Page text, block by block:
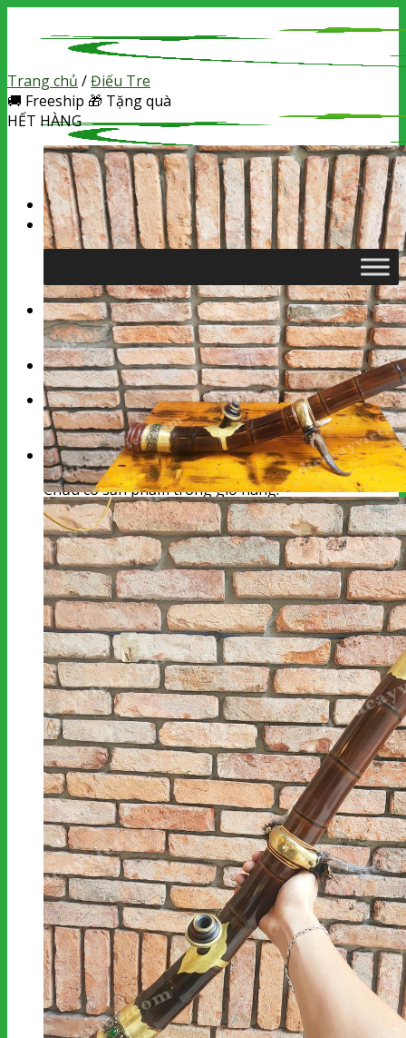
Tìm
kiếm:
Chưa có sản phẩm trong giỏ hàng.
Tìm
kiếm:
Giỏ hàng
Chưa có sản phẩm trong giỏ hàng.
Trang chủ /Điếu Tre
🚚 Freeship 🎁 Tặng quà
HẾT HÀNG